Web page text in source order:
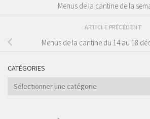
Menus de la cantine de la
ARTICLE PRÉCÉDENT
Menus de la cantine du 14 au 18
CATÉGORIES
Catégories